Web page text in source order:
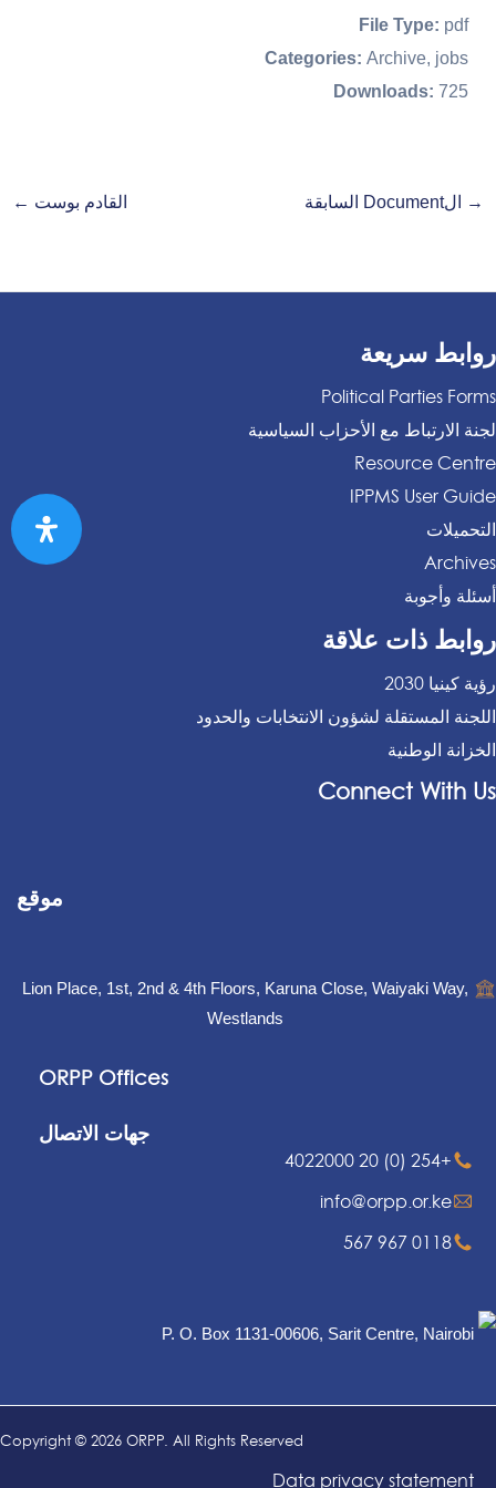
File Type: pdf
Categories: Archive, jobs
Downloads: 725
→ الDocument السابقة القادم بوست ←
روابط سريعة
Political Parties Forms
لجنة الارتباط مع الأحزاب السياسية
Resource Centre
IPPMS User Guide
التحميلات
Archives
أسئلة وأجوبة
روابط ذات علاقة
رؤية كينيا 2030
اللجنة المستقلة لشؤون الانتخابات والحدود
الخزانة الوطنية
Connect With Us
موقع
Lion Place, 1st, 2nd & 4th Floors, Karuna Close, Waiyaki Way,
Westlands
ORPP Offices
جهات الاتصال
+254 (0) 20 4022000
info@orpp.or.ke
0118 967 567
P. O. Box 1131-00606, Sarit Centre, Nairobi
Copyright © 2026 ORPP. All Rights Reserved
Data privacy statement